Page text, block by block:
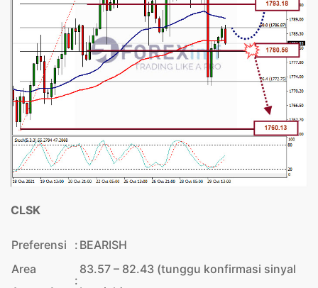
CLSK
Preferensi : BEARISH
Area
:
83.57 – 82.43 (tunggu konfirmasi sinyal